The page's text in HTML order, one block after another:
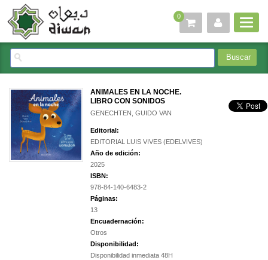
0
ANIMALES EN LA NOCHE.
LIBRO CON SONIDOS
GENECHTEN, GUIDO VAN
Editorial:
EDITORIAL LUIS VIVES (EDELVIVES)
Año de edición:
2025
ISBN:
978-84-140-6483-2
Páginas:
13
Encuadernación:
Otros
Disponibilidad:
Disponibilidad inmediata 48H